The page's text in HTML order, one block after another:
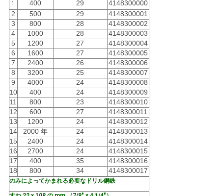
1
400 29
4148300000
2
500 29
4148300001
3
800 28
4148300002
4
1000 28
4148300003
5
1200 27
4148300004
6
1600 27
4148300005
7
2400 26
4148300006
8
3200 25
4148300007
9
4000 24
4148300008
10
400 24
4148300009
11
800 23
4148300010
12
600 27
4148300011
13
1200 24
4148300012
14
2000 年 24
4148300013
15
2400 24
4148300014
16
2700 24
4148300015
17
400 35
4148300016
18
800 34 4148300017
のみによってかまれる必要なドリル鋼鉄